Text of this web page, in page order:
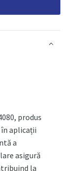
produs
aplicații
a
asigură
la